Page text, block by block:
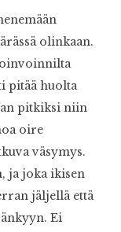
olinkaan.
pitää huolta
pitkiksi niin
oire
väsymys.
ja joka ikisen
jäljellä että
Ei